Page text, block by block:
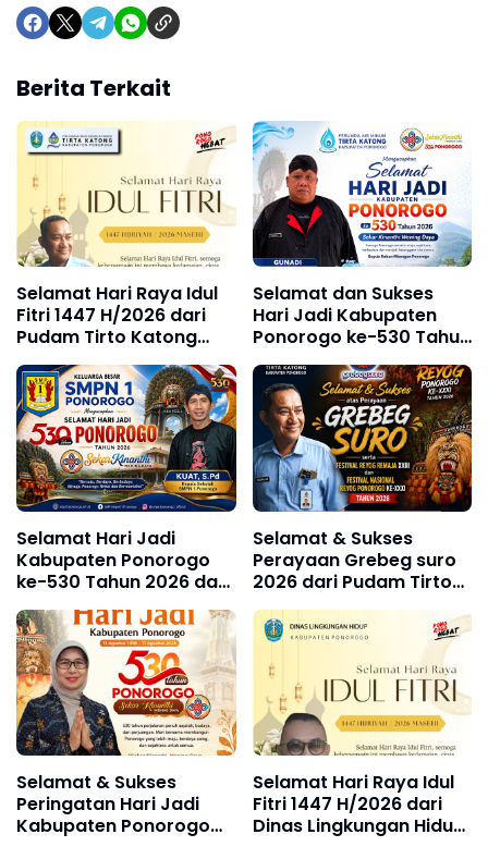
Berita Terkait
Selamat Hari Raya Idul
Fitri 1447 H/2026 dari
Pudam Tirto Katong
Kabupaten Ponorogo
Selamat dan Sukses
Hari Jadi Kabupaten
Ponorogo ke-530 Tahun
2026 dari Pudam Tirto
Katong Kabupaten
Ponorogo
Selamat Hari Jadi
Kabupaten Ponorogo
ke-530 Tahun 2026 dari
SMPN 1 Ponorogo
Selamat & Sukses
Perayaan Grebeg suro
2026 dari Pudam Tirto
Katong Kabupaten
Ponorogo
Selamat & Sukses
Peringatan Hari Jadi
Kabupaten Ponorogo
Selamat Hari Raya Idul
Fitri 1447 H/2026 dari
Dinas Lingkungan Hidup